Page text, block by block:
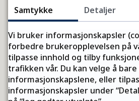
post
Anders Faanes
Leder/virksomhetsleder
Samtykke Detaljer
Vi bruker informasjonskapsler
forbedre brukeropplevelsen på
tilpasse innhold og tilby
trafikken vår. Du kan velge å
informasjonskapslene, eller
informasjonskapsler under